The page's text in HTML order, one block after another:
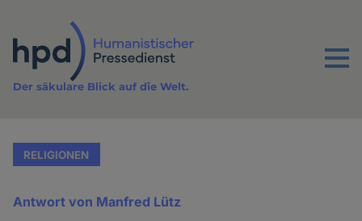
Inhalt
Menu
Der säkulare Blick auf die Welt.
RELIGIONEN
Antwort von Manfred Lütz